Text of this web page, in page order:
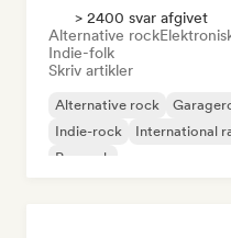
> 2400 svar afgivet
Alternative rock
Indie-folk
Skriv artikler
Alternative rock
Indie-rock
International
Poprock